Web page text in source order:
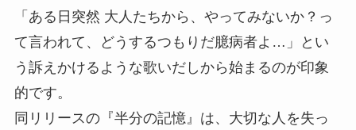
「ある日突然 大人たちから、やってみないか？っ
て言われて、どうするつもりだ臆病者よ…」とい
う訴えかけるような歌いだしから始まるのが印象
的です。
同リリースの『半分の記憶』は、大切な人を失っ